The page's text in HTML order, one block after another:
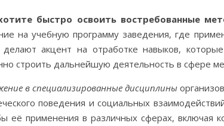
быстро освоить востребованные
на учебную программу заведения, где
акцент на отработке навыков,
строить дальнейшую деятельность в сфере
в специализированные дисциплины
поведения и социальных
её применения в различных сферах, включая